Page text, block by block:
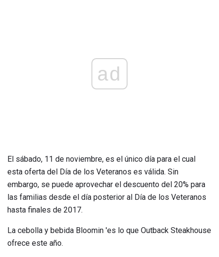
ad
El sábado, 11 de noviembre, es el único día para el cual
esta oferta del Día de los Veteranos es válida. Sin
embargo, se puede aprovechar el descuento del 20% para
las familias desde el día posterior al Día de los Veteranos
hasta finales de 2017.
La cebolla y bebida Bloomin 'es lo que Outback Steakhouse
ofrece este año.